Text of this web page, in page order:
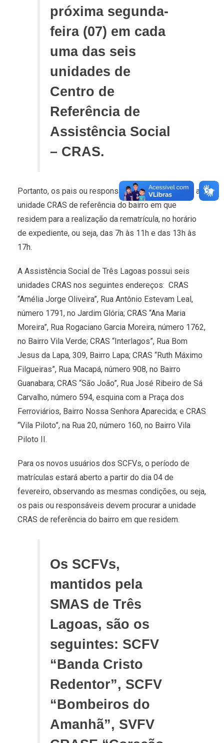
próxima segunda-
feira (07) em cada
uma das seis
unidades de
Centro de
Referência de
Assistência Social
– CRAS.
Portanto, os pais ou responsáveis devem procurar a
unidade CRAS de referência do bairro em que
residem para a realização da rematrícula, no horário
de expediente, ou seja, das 7h às 11h e das 13h às
17h.
A Assistência Social de Três Lagoas possui seis
unidades CRAS nos seguintes endereços: CRAS
“Amélia Jorge Oliveira”, Rua Antônio Estevam Leal,
número 1791, no Jardim Glória; CRAS “Ana Maria
Moreira”, Rua Rogaciano Garcia Moreira, número 1762,
no Bairro Vila Verde; CRAS “Interlagos”, Rua Bom
Jesus da Lapa, 309, Bairro Lapa; CRAS “Ruth Máximo
Filgueiras”, Rua Macapá, número 908, no Bairro
Guanabara; CRAS “São João”, Rua José Ribeiro de Sá
Carvalho, número 594, esquina com a Praça dos
Ferroviários, Bairro Nossa Senhora Aparecida; e CRAS
“Vila Piloto”, na Rua 20, número 160, no Bairro Vila
Piloto II.
Para os novos usuários dos SCFVs, o período de
matrículas estará aberto a partir do dia 04 de
fevereiro, observando as mesmas condições, ou seja,
os pais ou responsáveis devem procurar a unidade
CRAS de referência do bairro em que residem.
Os SCFVs,
mantidos pela
SMAS de Três
Lagoas, são os
seguintes: SCFV
“Banda Cristo
Redentor”, SCFV
“Bombeiros do
Amanhã”, SVFV